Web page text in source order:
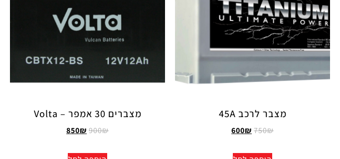
מצבר לרכב 45A
750₪
600₪
מצברים 30 אמפר – Volta
900₪
850₪